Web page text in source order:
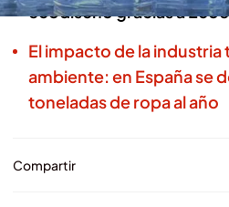
ecodiseño gracias a
El impacto de la industria
ambiente: en España se
toneladas de ropa al año
Compartir